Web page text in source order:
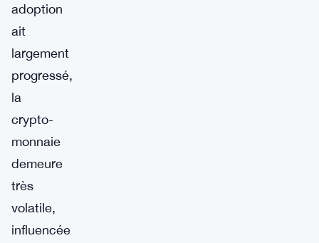
adoption
ait
largement
progressé,
la
crypto-
monnaie
demeure
très
volatile,
influencée